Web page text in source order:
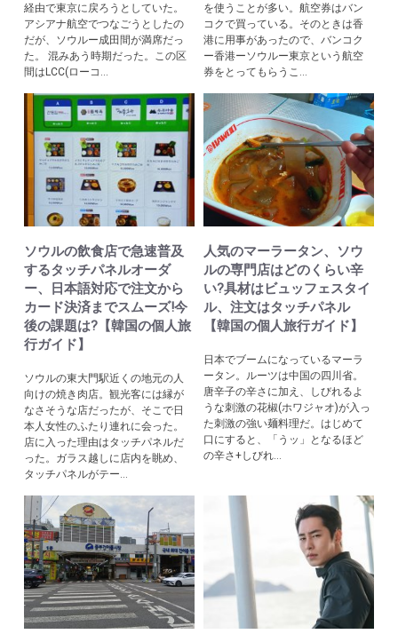
経由で東京に戻ろうとしていた。
アシアナ航空でつなごうとしたの
だが、ソウルー成田間が満席だっ
た。 混みあう時期だった。この区
間はLCC(ローコ...
を使うことが多い。航空券はバン
コクで買っている。そのときは香
港に用事があったので、バンコク
ー香港ーソウルー東京という航空
券をとってもらうこ...
ソウルの飲食店で急速普及
するタッチパネルオーダ
ー、日本語対応で注文から
カード決済までスムーズ!今
後の課題は?【韓国の個人旅
行ガイド】
ソウルの東大門駅近くの地元の人
向けの焼き肉店。観光客には縁が
なさそうな店だったが、そこで日
本人女性のふたり連れに会った。
店に入った理由はタッチパネルだ
った。ガラス越しに店内を眺め、
タッチパネルがテー...
人気のマーラータン、ソウ
ルの専門店はどのくらい辛
い?具材はビュッフェスタイ
ル、注文はタッチパネル
【韓国の個人旅行ガイド】
日本でブームになっているマーラ
ータン。ルーツは中国の四川省。
唐辛子の辛さに加え、しびれるよ
うな刺激の花椒(ホワジャオ)が入っ
た刺激の強い麺料理だ。はじめて
口にすると、「うッ」となるほど
の辛さ+しびれ...